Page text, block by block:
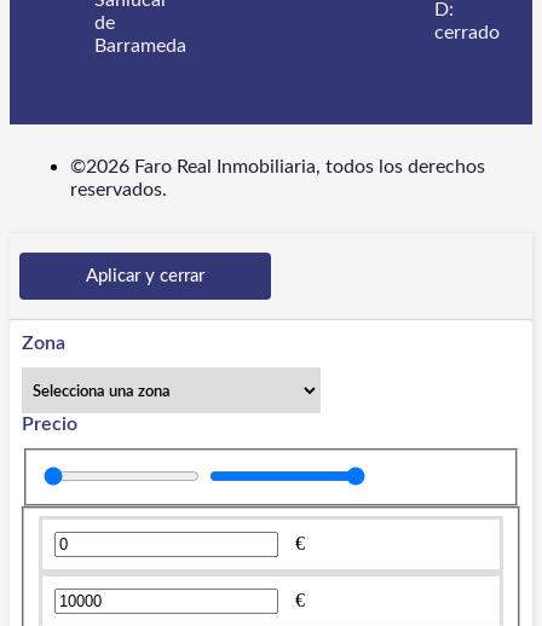
de
Barrameda
D:
cerrado
©2026 Faro Real Inmobiliaria, todos los derechos
reservados.
Aplicar y cerrar
Zona
Precio
€
€